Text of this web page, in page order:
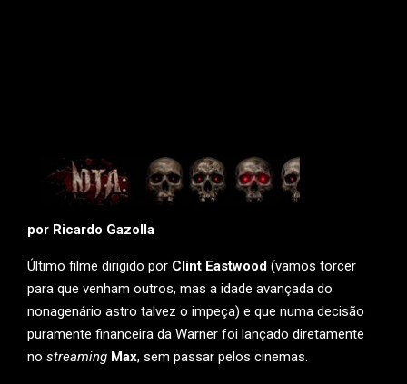
por Ricardo Gazolla
Último filme dirigido por Clint Eastwood (vamos torcer
para que venham outros, mas a idade avançada do
nonagenário astro talvez o impeça) e que numa decisão
puramente financeira da Warner foi lançado diretamente
no streaming Max, sem passar pelos cinemas.